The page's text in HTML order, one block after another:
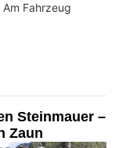
Fahrzeug
Steinmauer –
Zaun